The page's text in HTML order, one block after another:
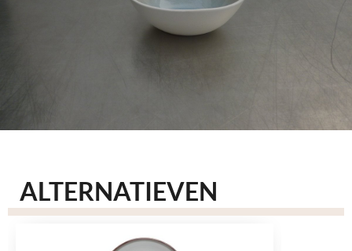
ALTERNATIEVEN